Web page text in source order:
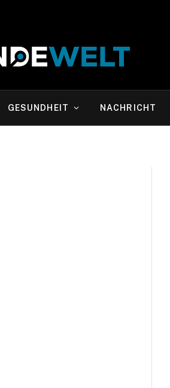
GESUNDHEIT NACHRICHT